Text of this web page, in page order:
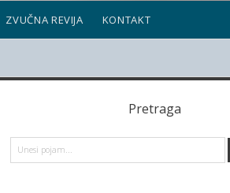
ZVUČNA REVIJA KONTAKT
Pretraga